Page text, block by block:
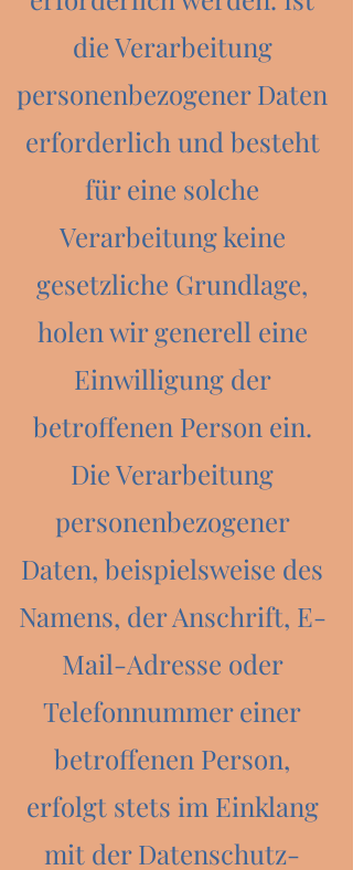
die Verarbeitung
personenbezogener Daten
erforderlich und besteht
für eine solche
Verarbeitung keine
gesetzliche Grundlage,
holen wir generell eine
Einwilligung der
betroffenen Person ein.
Die Verarbeitung
personenbezogener
Daten, beispielsweise des
Namens, der Anschrift, E-
Mail-Adresse oder
Telefonnummer einer
betroffenen Person,
erfolgt stets im Einklang
mit der Datenschutz-